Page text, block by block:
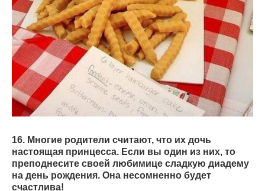
16. Многие родители считают, что их дочь
настоящая принцесса. Если вы один из них, то
преподнесите своей любимице сладкую диадему
на день рождения. Она несомненно будет
счастлива!